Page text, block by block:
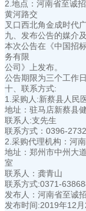
2.地点：河南省至诚
黄河路交
叉口西北角金成时代
九、发布公告的媒介
本次公告在《中国招
务有限
公司》上发布。
公告期限为三个工作日
十、联系方式:
1.采购人:新蔡县人民
地址：驻马店新蔡县
联系人:支先生
联系方式：0396-
2.采购代理机构：河
地址：郑州市中州大
室
联系人：龚青山
联系方式:0371-
发布人：河南省至诚
发布时间:2019年12月